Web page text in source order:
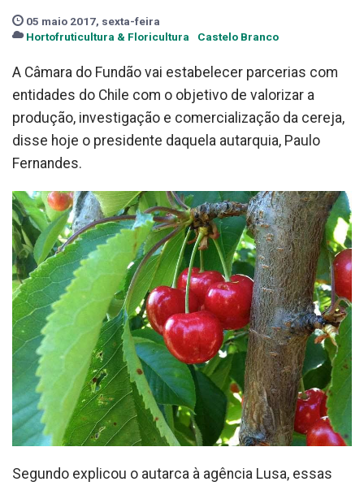
05 maio 2017, sexta-feira
Hortofruticultura & Floricultura
Castelo Branco
A Câmara do Fundão vai estabelecer parcerias com
entidades do Chile com o objetivo de valorizar a
produção, investigação e comercialização da cereja,
disse hoje o presidente daquela autarquia, Paulo
Fernandes.
Segundo explicou o autarca à agência Lusa, essas